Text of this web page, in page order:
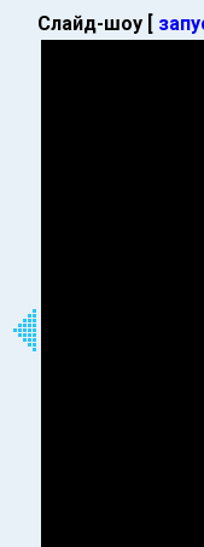
Слайд-шоу [